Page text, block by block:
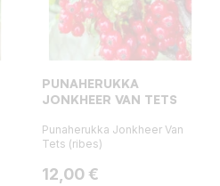
PUNAHERUKKA
JONKHEER VAN TETS
Punaherukka Jonkheer Van
Tets (ribes)
Hinta
12,00 €